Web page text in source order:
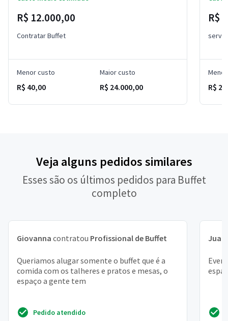
R$ 12.000,00
Contratar Buffet
Menor custo
R$ 40,00
Maior custo
R$ 24.000,00
R$
R$
Veja alguns pedidos similares
Esses são os últimos pedidos para Buffet
completo
Giovanna contratou Profissional de Buffet
Queriamos alugar somente o buffet que é a
comida com os talheres e pratos e mesas, o
espaço a gente tem
Pedido atendido
Juan